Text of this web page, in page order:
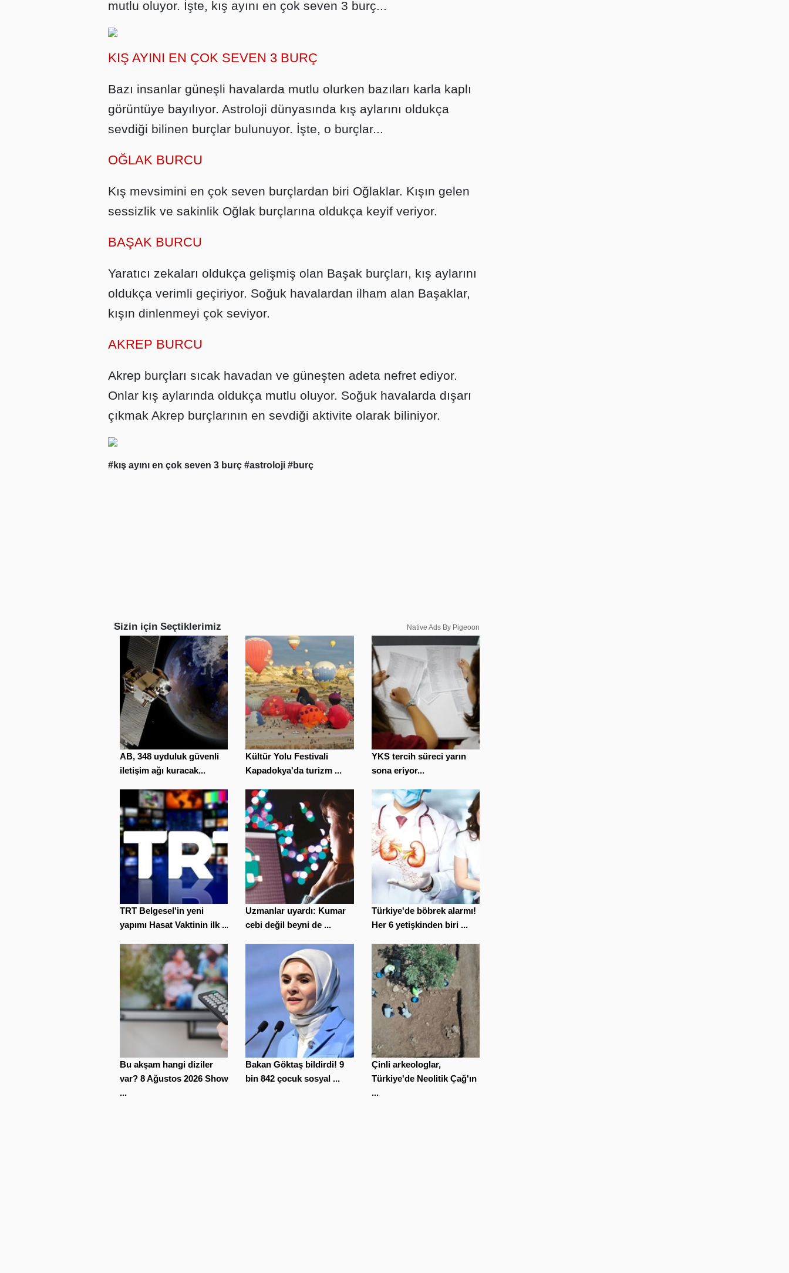
mutlu oluyor. İşte, kış ayını en çok seven 3 burç...
KIŞ AYINI EN ÇOK SEVEN 3 BURÇ
Bazı insanlar güneşli havalarda mutlu olurken bazıları karla kaplı
görüntüye bayılıyor. Astroloji dünyasında kış aylarını oldukça
sevdiği bilinen burçlar bulunuyor. İşte, o burçlar...
OĞLAK BURCU
Kış mevsimini en çok seven burçlardan biri Oğlaklar. Kışın gelen
sessizlik ve sakinlik Oğlak burçlarına oldukça keyif veriyor.
BAŞAK BURCU
Yaratıcı zekaları oldukça gelişmiş olan Başak burçları, kış aylarını
oldukça verimli geçiriyor. Soğuk havalardan ilham alan Başaklar,
kışın dinlenmeyi çok seviyor.
AKREP BURCU
Akrep burçları sıcak havadan ve güneşten adeta nefret ediyor.
Onlar kış aylarında oldukça mutlu oluyor. Soğuk havalarda dışarı
çıkmak Akrep burçlarının en sevdiği aktivite olarak biliniyor.
#kış ayını en çok seven 3 burç #astroloji #burç
Sizin için Seçtiklerimiz Native Ads By Pigeoon
AB, 348 uyduluk güvenli
iletişim ağı kuracak...
Kültür Yolu Festivali
Kapadokya'da turizm ...
YKS tercih süreci yarın
sona eriyor...
TRT Belgesel'in yeni
yapımı Hasat Vaktinin ilk ...
Uzmanlar uyardı: Kumar
cebi değil beyni de ...
Türkiye'de böbrek alarmı!
Her 6 yetişkinden biri ...
Bu akşam hangi diziler
var? 8 Ağustos 2026 Show
...
Bakan Göktaş bildirdi! 9
bin 842 çocuk sosyal ...
Çinli arkeologlar,
Türkiye'de Neolitik Çağ'ın
...